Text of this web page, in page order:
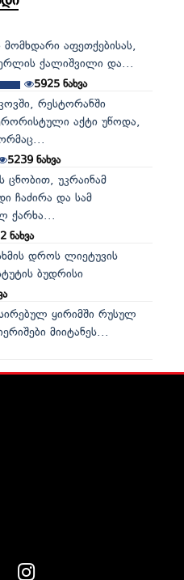
აფეთქებისას,
ქალიშვილი და...
5925 ნახვა
რესტორანში
აქტი უწოდა,
5239ნახვა
უკრაინამ
ჩაძირა და სამ
ქარხა...
ნახვა
დროს ლიეტუვის
ბუდრისი
ყირიმში რუსულ
მიიტანეს...